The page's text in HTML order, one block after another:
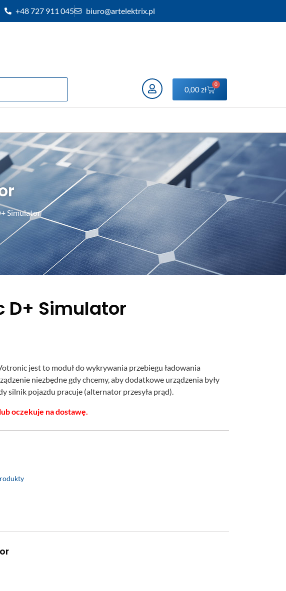
+48 727 911 045 biuro@artelektrix.pl
0,00zł
0
Simulator
D+ Simulator
jest to moduł do wykrywania przebiegu ładowania
niezbędne gdy chcemy, aby dodatkowe urządzenia były
silnik pojazdu pracuje (alternator przesyła prąd).
oczekuje na dostawę.